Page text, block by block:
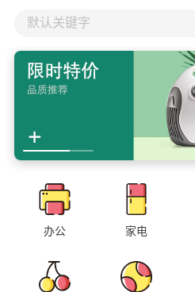
默认关键字
办公 家电